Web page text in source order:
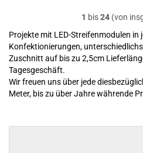
1 bis24(von
Projekte mit LED-Streifenmodulen in
Konfektionierungen,
Zuschnitt auf bis zu 2,5cm
Tagesgeschäft.
Wir freuen uns über jede
Meter, bis zu über Jahre währende